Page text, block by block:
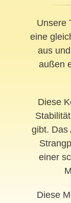
Unsere
eine
aus
außen
Diese
gibt. Das
einer
Diese